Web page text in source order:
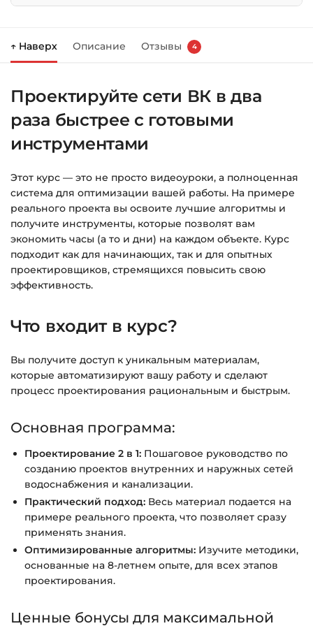
Справа появится корзина — нажмите
Заполните все поля (почта и пароль).
Оплатите удобным способом (более 8
способов оплаты).
благодарности с кнопкой«Перейти к
загрузкам». Нажмите её — и откроется
страница с курсами.
Дополнительно ссылка на курс придёт вам
на email.
справке >>>
Вопросы?Пишите наinfo@siluette.com.uaили в
↑ Наверх Описание Отзывы 4
Проектируйте сети ВК в два
раза быстрее с готовыми
инструментами
Этот курс — это не просто видеоуроки, а полноценная
система для оптимизации вашей работы. На примере
реального проекта вы освоите лучшие алгоритмы и
получите инструменты, которые позволят вам
экономить часы (а то и дни) на каждом объекте. Курс
подходит как для начинающих, так и для опытных
проектировщиков, стремящихся повысить свою
эффективность.
Что входит в курс?
Вы получите доступ к уникальным материалам,
которые автоматизируют вашу работу и сделают
процесс проектирования рациональным и быстрым.
Основная программа:
Проектирование 2 в 1: Пошаговое руководство по
созданию проектов внутренних и наружных сетей
водоснабжения и канализации.
Практический подход: Весь материал подается на
примере реального проекта, что позволяет сразу
применять знания.
Оптимизированные алгоритмы: Изучите методики,
основанные на 8-летнем опыте, для всех этапов
проектирования.
Ценные бонусы для максимальной